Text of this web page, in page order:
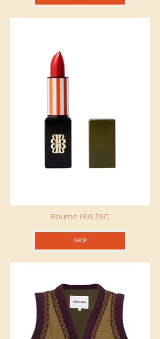
Baume I BALZAC
SHOP